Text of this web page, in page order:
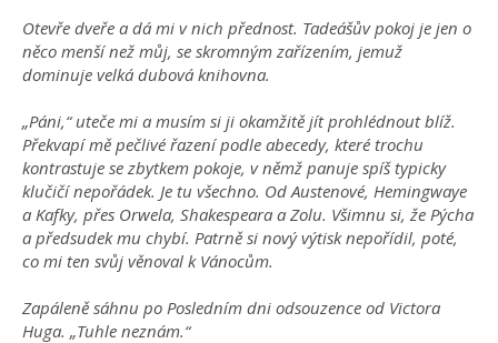
Otevře dveře a dá mi v nich přednost. Tadeášův pokoj je jen o
něco menší než můj, se skromným zařízením, jemuž
dominuje velká dubová knihovna.
„Páni,“ uteče mi a musím si ji okamžitě jít prohlédnout blíž.
Překvapí mě pečlivé řazení podle abecedy, které trochu
kontrastuje se zbytkem pokoje, v němž panuje spíš typicky
klučičí nepořádek. Je tu všechno. Od Austenové, Hemingwaye
a Kafky, přes Orwela, Shakespeara a Zolu. Všimnu si, že Pýcha
a předsudek mu chybí. Patrně si nový výtisk nepořídil, poté,
co mi ten svůj věnoval k Vánocům.
Zapáleně sáhnu po Posledním dni odsouzence od Victora
Huga. „Tuhle neznám.“